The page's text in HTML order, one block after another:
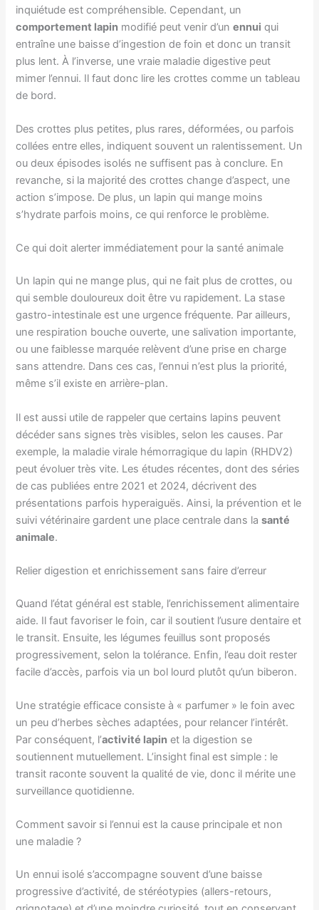
inquiétude est compréhensible. Cependant, un
comportement lapin modifié peut venir d’unennui qui
entraîne une baisse d’ingestion de foin et donc un transit
plus lent. À l’inverse, une vraie maladie digestive peut
mimer l’ennui. Il faut donc lire les crottes comme un tableau
de bord.
Des crottes plus petites, plus rares, déformées, ou parfois
collées entre elles, indiquent souvent un ralentissement. Un
ou deux épisodes isolés ne suffisent pas à conclure. En
revanche, si la majorité des crottes change d’aspect, une
action s’impose. De plus, un lapin qui mange moins
s’hydrate parfois moins, ce qui renforce le problème.
Ce qui doit alerter immédiatement pour la santé animale
Un lapin qui ne mange plus, qui ne fait plus de crottes, ou
qui semble douloureux doit être vu rapidement. La stase
gastro-intestinale est une urgence fréquente. Par ailleurs,
une respiration bouche ouverte, une salivation importante,
ou une faiblesse marquée relèvent d’une prise en charge
sans attendre. Dans ces cas, l’ennui n’est plus la priorité,
même s’il existe en arrière-plan.
Il est aussi utile de rappeler que certains lapins peuvent
décéder sans signes très visibles, selon les causes. Par
exemple, la maladie virale hémorragique du lapin (RHDV2)
peut évoluer très vite. Les études récentes, dont des séries
de cas publiées entre 2021 et 2024, décrivent des
présentations parfois hyperaiguës. Ainsi, la prévention et le
suivi vétérinaire gardent une place centrale dans lasanté
animale.
Relier digestion et enrichissement sans faire d’erreur
Quand l’état général est stable, l’enrichissement alimentaire
aide. Il faut favoriser le foin, car il soutient l’usure dentaire et
le transit. Ensuite, les légumes feuillus sont proposés
progressivement, selon la tolérance. Enfin, l’eau doit rester
facile d’accès, parfois via un bol lourd plutôt qu’un biberon.
Une stratégie efficace consiste à « parfumer » le foin avec
un peu d’herbes sèches adaptées, pour relancer l’intérêt.
Par conséquent, l’activité lapin et la digestion se
soutiennent mutuellement. L’insight final est simple : le
transit raconte souvent la qualité de vie, donc il mérite une
surveillance quotidienne.
Comment savoir si l’ennui est la cause principale et non
une maladie ?
Un ennui isolé s’accompagne souvent d’une baisse
progressive d’activité, de stéréotypies (allers-retours,